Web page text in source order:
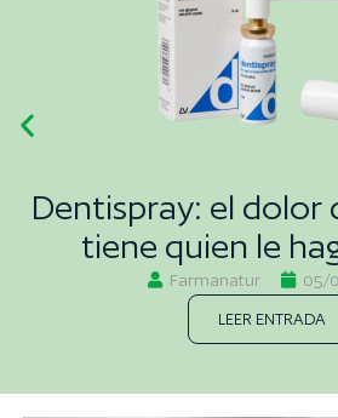
Dentispray: el dolor
tiene quien le
Farmanatur 05/
LEER ENTRADA